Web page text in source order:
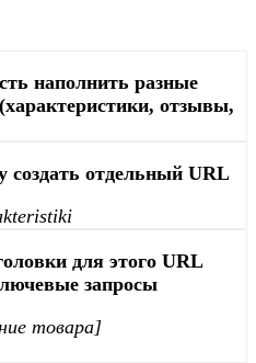
наполнить разные
отзывы,
отдельный URL
для этого URL
запросы
товара]